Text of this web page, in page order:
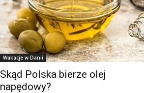
Wakacje w Danii
Skąd Polska bierze olej
napędowy?